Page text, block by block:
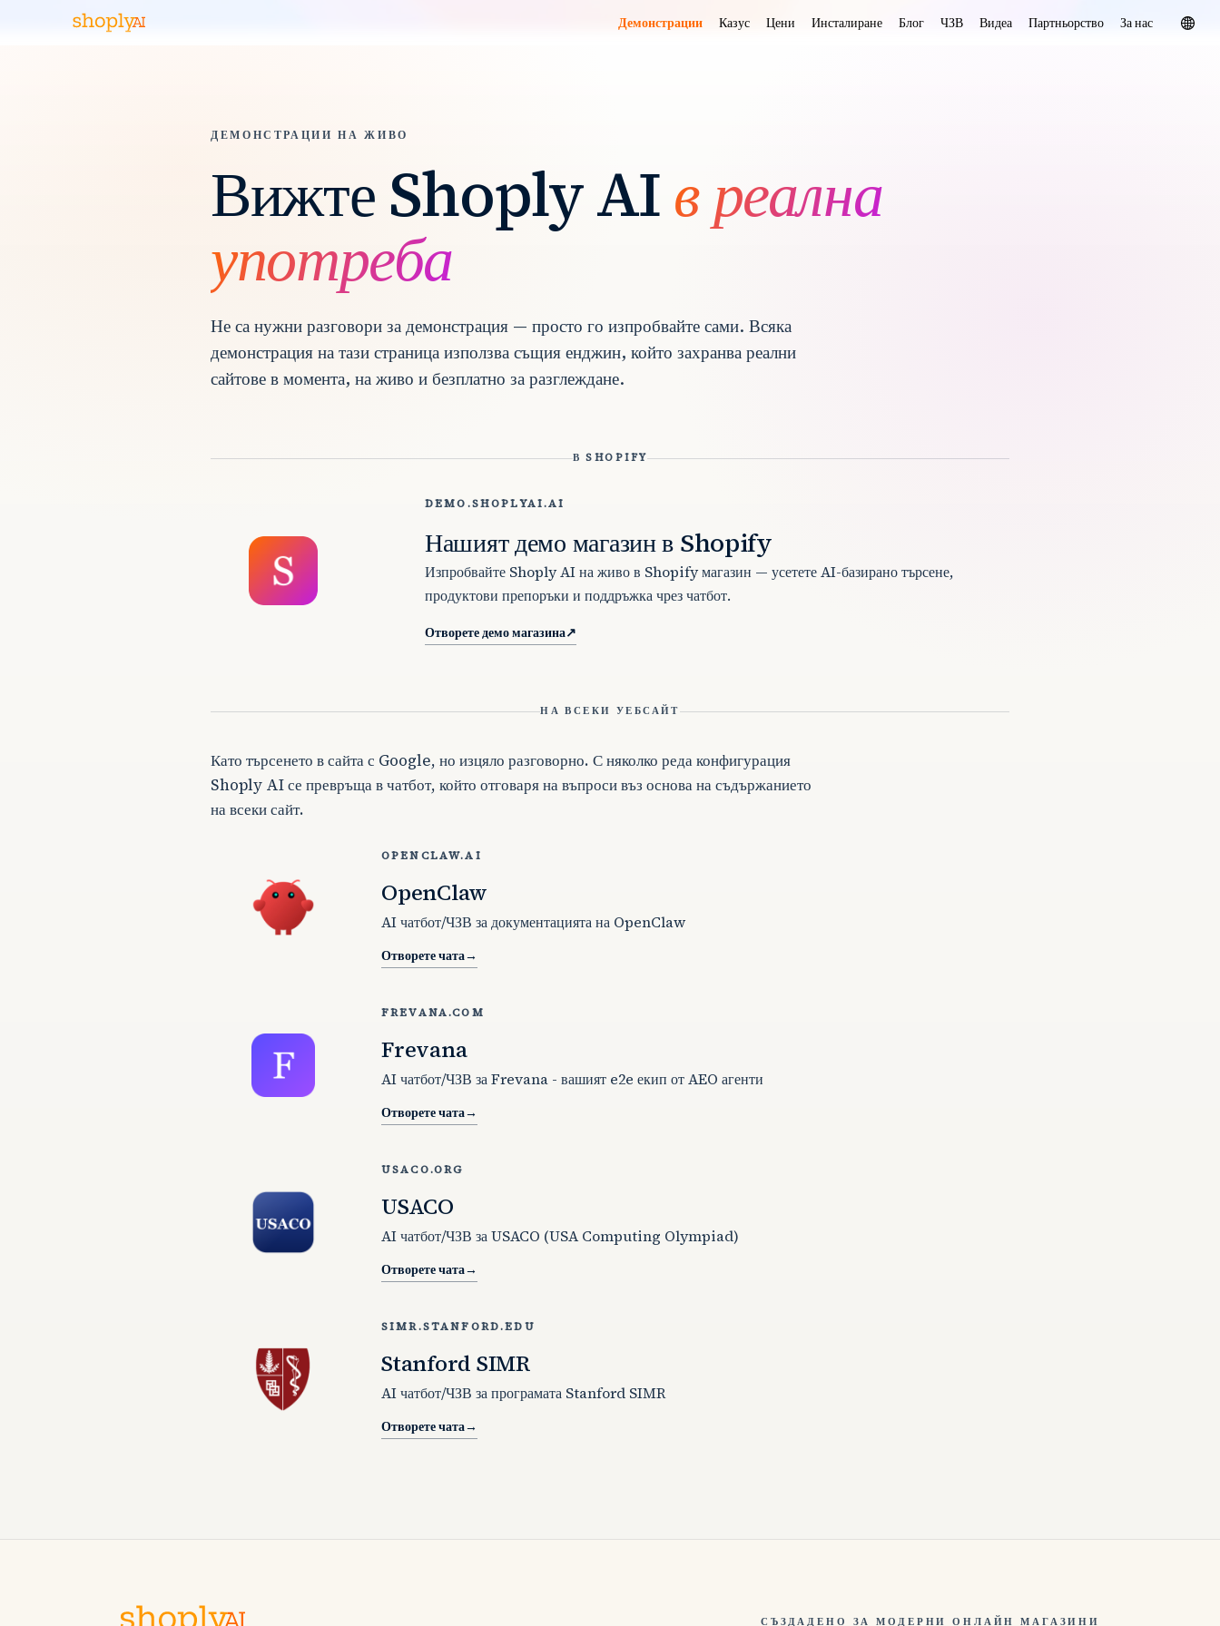
Демонстрации Казус Цени Инсталиране Блог ЧЗВ Видеа Партньорство За нас
ДЕМОНСТРАЦИИ НА ЖИВО
Вижте Shoply AIв реална
употреба
Не са нужни разговори за демонстрация — просто го изпробвайте сами. Всяка
демонстрация на тази страница използва същия енджин, който захранва реални
сайтове в момента, на живо и безплатно за разглеждане.
В SHOPIFY
DEMO.SHOPLYAI.AI
Нашият демо магазин в Shopify
Изпробвайте Shoply AI на живо в Shopify магазин — усетете AI-базирано търсене,
продуктови препоръки и поддръжка чрез чатбот.
Отворете демо магазина↗
НА ВСЕКИ УЕБСАЙТ
Като търсенето в сайта с Google, но изцяло разговорно. С няколко реда конфигурация
Shoply AI се превръща в чатбот, който отговаря на въпроси въз основа на съдържанието
на всеки сайт.
OPENCLAW.AI
OpenClaw
AI чатбот/ЧЗВ за документацията на OpenClaw
Отворете чата→
FREVANA.COM
Frevana
AI чатбот/ЧЗВ за Frevana - вашият e2e екип от AEO агенти
Отворете чата→
USACO.ORG
USACO
AI чатбот/ЧЗВ за USACO (USA Computing Olympiad)
Отворете чата→
SIMR.STANFORD.EDU
Stanford SIMR
AI чатбот/ЧЗВ за програмата Stanford SIMR
Отворете чата→
СЪЗДАДЕНО ЗА МОДЕРНИ ОНЛАЙН МАГАЗИНИ